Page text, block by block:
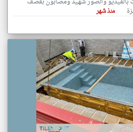
منذ شهر